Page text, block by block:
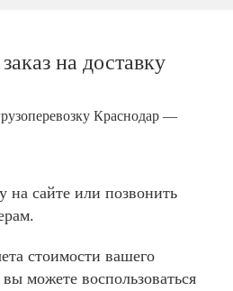
на доставку
Краснодар —
на сайте или позвонить
стоимости вашего
можете воспользоваться